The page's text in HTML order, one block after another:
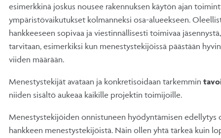
esimerkkinä joskus nousee rakennuksen käytön ajan
ympäristövaikutukset kolmanneksi osa-alueekseen.
hankkeeseen sopivaa ja viestinnällisesti toimivaa
tarvitaan, esimerkiksi kun menestystekijöissä päästään
viiden määrään.
Menestystekijät avataan ja konkretisoidaan tarkemmin
niiden sisältö aukeaa kaikille projektin toimijoille.
Menestystekijöiden onnistuneen hyödyntämisen edellytys
hankkeen menestystekijöistä. Näin ollen yhtä tärkeä kuin